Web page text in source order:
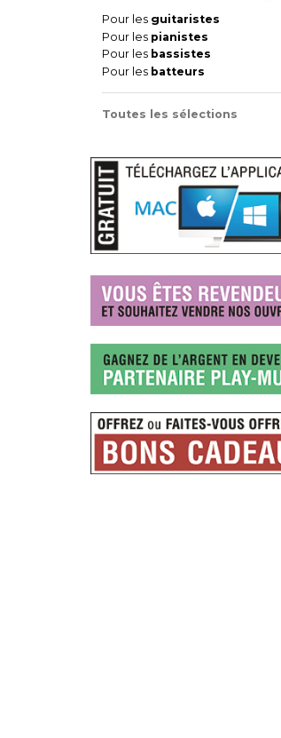
Pour les guitaristes
Pour les pianistes
Pour les bassistes
Pour les batteurs
Toutes les sélections